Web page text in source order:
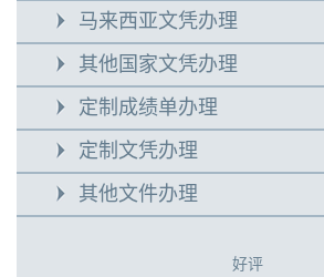
马来西亚文凭办理
其他国家文凭办理
定制成绩单办理
定制文凭办理
其他文件办理
好评